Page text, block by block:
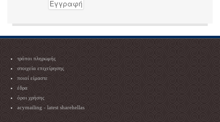
τρόποι πληρωμής
στοιχεία επιχείρησης
ποιοί είμαστε
έδρα
όροι χρήσης
acymailing - latest sharehellas